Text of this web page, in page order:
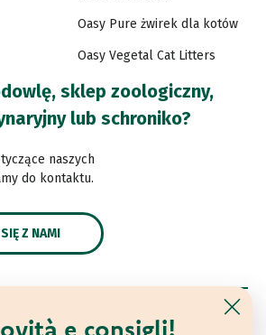
e consigli!
Oasy Pure żwirek dla kotów
Oasy Vegetal Cat Litters
sklep zoologiczny,
lub schroniko?
naszych
do kontaktu.
Z NAMI
Oasy. All rights reserved.